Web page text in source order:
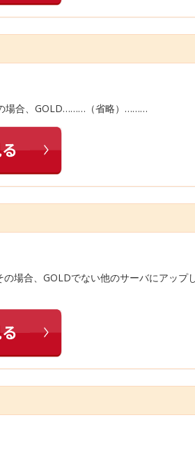
場合、GOLD………（省略）………
場合、GOLDでない他のサーバにアップ